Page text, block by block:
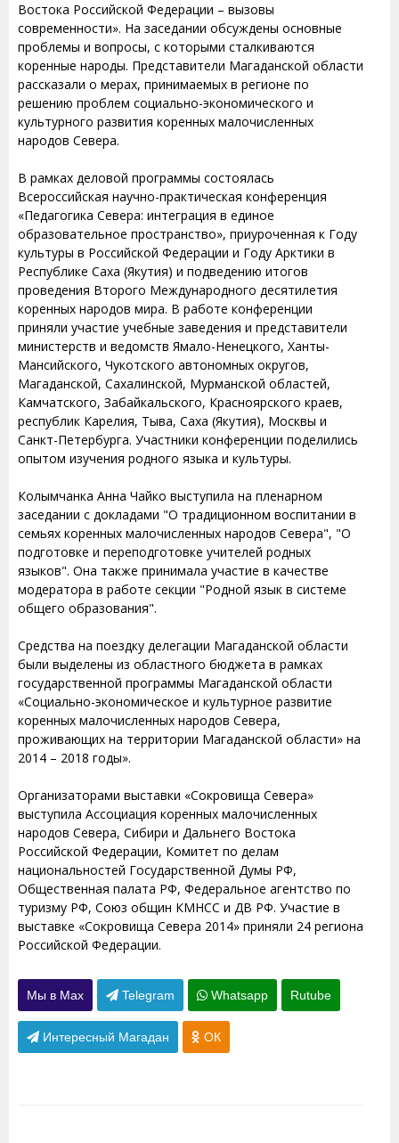
Востока Российской Федерации – вызовы
современности». На заседании обсуждены основные
проблемы и вопросы, с которыми сталкиваются
коренные народы. Представители Магаданской области
рассказали о мерах, принимаемых в регионе по
решению проблем социально-экономического и
культурного развития коренных малочисленных
народов Севера.
В рамках деловой программы состоялась
Всероссийская научно-практическая конференция
«Педагогика Севера: интеграция в единое
образовательное пространство», приуроченная к Году
культуры в Российской Федерации и Году Арктики в
Республике Саха (Якутия) и подведению итогов
проведения Второго Международного десятилетия
коренных народов мира. В работе конференции
приняли участие учебные заведения и представители
министерств и ведомств Ямало-Ненецкого, Ханты-
Мансийского, Чукотского автономных округов,
Магаданской, Сахалинской, Мурманской областей,
Камчатского, Забайкальского, Красноярского краев,
республик Карелия, Тыва, Саха (Якутия), Москвы и
Санкт-Петербурга. Участники конференции поделились
опытом изучения родного языка и культуры.
Колымчанка Анна Чайко выступила на пленарном
заседании с докладами "О традиционном воспитании в
семьях коренных малочисленных народов Севера", "О
подготовке и переподготовке учителей родных
языков". Она также принимала участие в качестве
модератора в работе секции "Родной язык в системе
общего образования".
Средства на поездку делегации Магаданской области
были выделены из областного бюджета в рамках
государственной программы Магаданской области
«Социально-экономическое и культурное развитие
коренных малочисленных народов Севера,
проживающих на территории Магаданской области» на
2014 – 2018 годы».
Организаторами выставки «Сокровища Севера»
выступила Ассоциация коренных малочисленных
народов Севера, Сибири и Дальнего Востока
Российской Федерации, Комитет по делам
национальностей Государственной Думы РФ,
Общественная палата РФ, Федеральное агентство по
туризму РФ, Союз общин КМНСС и ДВ РФ. Участие в
выставке «Сокровища Севера 2014» приняли 24 региона
Российской Федерации.
Мы в Max Telegram Whatsapp Rutube
Интересный Магадан ОК